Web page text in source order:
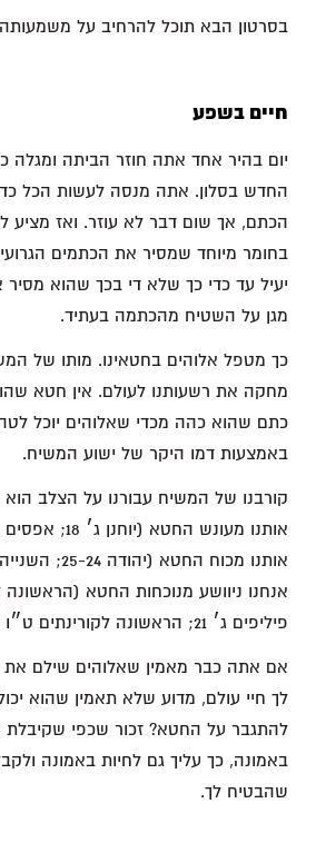
בסרטון הבא תוכל להרחיב על
חיים בשפע
יום בהיר אחד אתה חוזר הביתה
החדש בסלון. אתה מנסה לעשות הכל
הכתם, אך שום דבר לא עוזר. ואז מציע
בחומר מיוחד שמסיר את הכתמים
יעיל עד כדי כך שלא די בכך שהוא
מגן על השטיח מהכתמה בעתיד.
כך מטפל אלוהים בחטאינו. מותו של
מחקה את רשעותנו לעולם. אין חטא
כתם שהוא כהה מכדי שאלוהים יוכל
באמצעות דמו היקר של ישוע המשיח.
קורבנו של המשיח עבורנו על הצלב
פיליפים ג׳ 21; הראשונה לקורינתים ט״ו 51-52).
אם אתה כבר מאמין שאלוהים שילם את
לך חיי עולם, מדוע שלא תאמין שהוא
להתגבר על החטא? זכור שכפי
באמונה, כך עליך גם לחיות באמונה
שהבטיח לך.